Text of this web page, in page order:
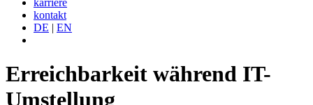
karriere
kontakt
DE | EN
Erreichbarkeit während IT-
Umstellung